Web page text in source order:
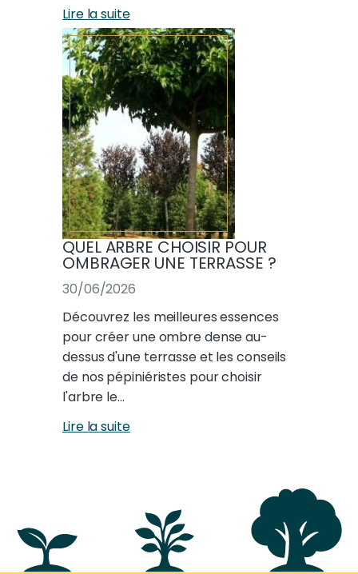
Lire la suite
QUEL ARBRE CHOISIR POUR
OMBRAGER UNE TERRASSE ?
30/06/2026
Découvrez les meilleures essences
pour créer une ombre dense au-
dessus d'une terrasse et les conseils
de nos pépiniéristes pour choisir
l'arbre le…
Lire la suite